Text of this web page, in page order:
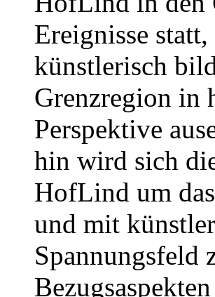
Ereignisse
künstlerisch
Grenzregion in
Perspektive
hin wird sich
HofLind um
und mit
Spannungsfeld